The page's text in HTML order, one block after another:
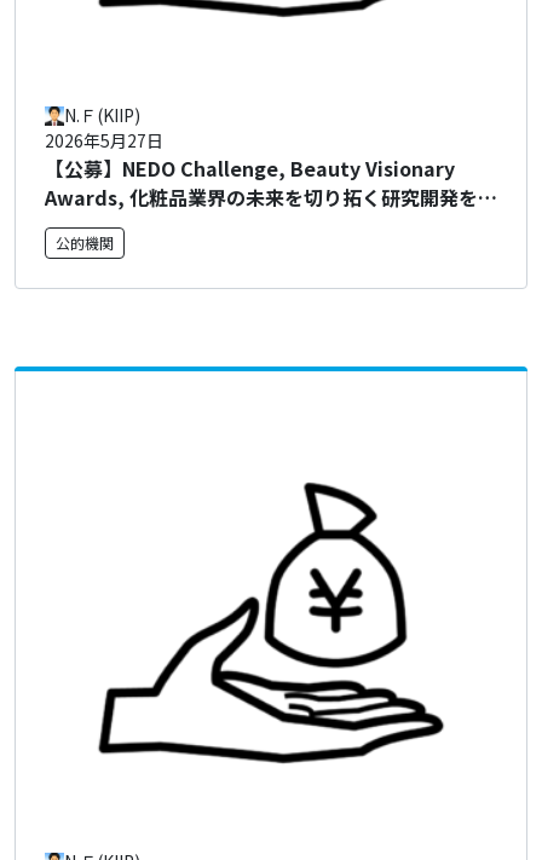
【公募】NEDO Challenge, Beauty Visionary
Awards, 化粧品業界の未来を切り拓く研究開発を表
彰！ 公募のご案内
2026年5月27日
N.Ｆ(KIIP)
公的機関